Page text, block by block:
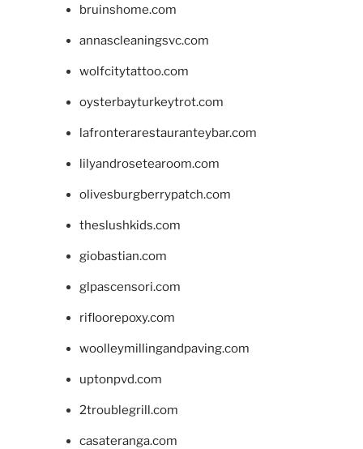
bruinshome.com
annascleaningsvc.com
wolfcitytattoo.com
oysterbayturkeytrot.com
lafronterarestauranteybar.com
lilyandrosetearoom.com
olivesburgberrypatch.com
theslushkids.com
giobastian.com
glpascensori.com
rifloorepoxy.com
woolleymillingandpaving.com
uptonpvd.com
2troublegrill.com
casateranga.com